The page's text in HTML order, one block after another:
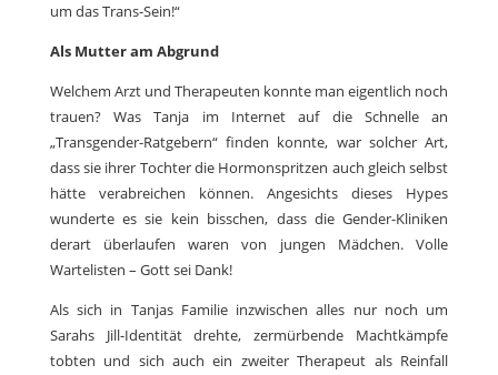
um das Trans-Sein!“
Als Mutter am Abgrund
Welchem Arzt und Therapeuten konnte man eigentlich noch
trauen? Was Tanja im Internet auf die Schnelle an
„Transgender-Ratgebern“ finden konnte, war solcher Art,
dass sie ihrer Tochter die Hormonspritzen auch gleich selbst
hätte verabreichen können. Angesichts dieses Hypes
wunderte es sie kein bisschen, dass die Gender-Kliniken
derart überlaufen waren von jungen Mädchen. Volle
Wartelisten – Gott sei Dank!
Als sich in Tanjas Familie inzwischen alles nur noch um
Sarahs Jill-Identität drehte, zermürbende Machtkämpfe
tobten und sich auch ein zweiter Therapeut als Reinfall